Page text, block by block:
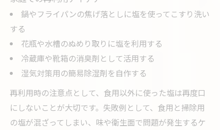
鍋やフライパンの焦げ落としに塩を使ってこすり洗い
する
花瓶や水槽のぬめり取りに塩を利用する
冷蔵庫や靴箱の消臭剤として活用する
湿気対策用の簡易除湿剤を自作する
再利用時の注意点として、食用以外に使った塩は再度口
にしないことが大切です。失敗例として、食用と掃除用
の塩が混ざってしまい、味や衛生面で問題が発生するケ